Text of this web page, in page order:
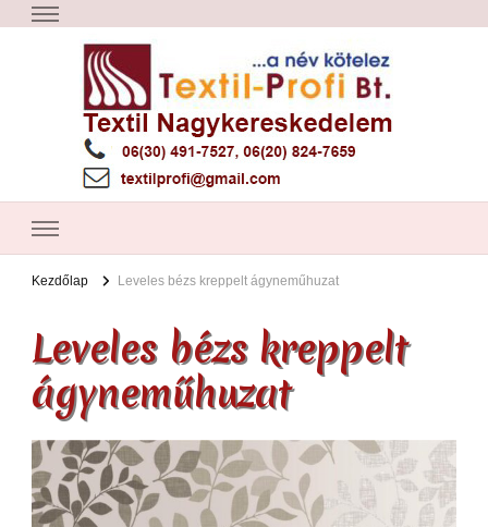
Textil Győr
Textil nagykereskedelem – Győr
Kezdőlap Leveles bézs kreppelt ágyneműhuzat
Leveles bézs kreppelt
ágyneműhuzat